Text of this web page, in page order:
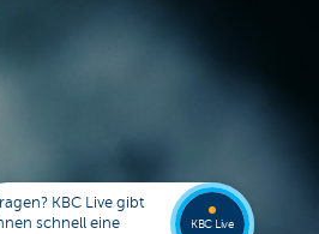
KBC Live gibt
schnell eine
KBC Live